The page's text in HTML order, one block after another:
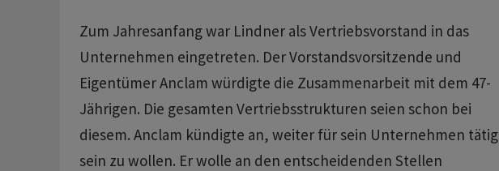
Zum Jahresanfang war Lindner als Vertriebsvorstand in das
Unternehmen eingetreten. Der Vorstandsvorsitzende und
Eigentümer Anclam würdigte die Zusammenarbeit mit dem 47-
Jährigen. Die gesamten Vertriebsstrukturen seien schon bei
diesem. Anclam kündigte an, weiter für sein Unternehmen tätig
sein zu wollen. Er wolle an den entscheidenden Stellen